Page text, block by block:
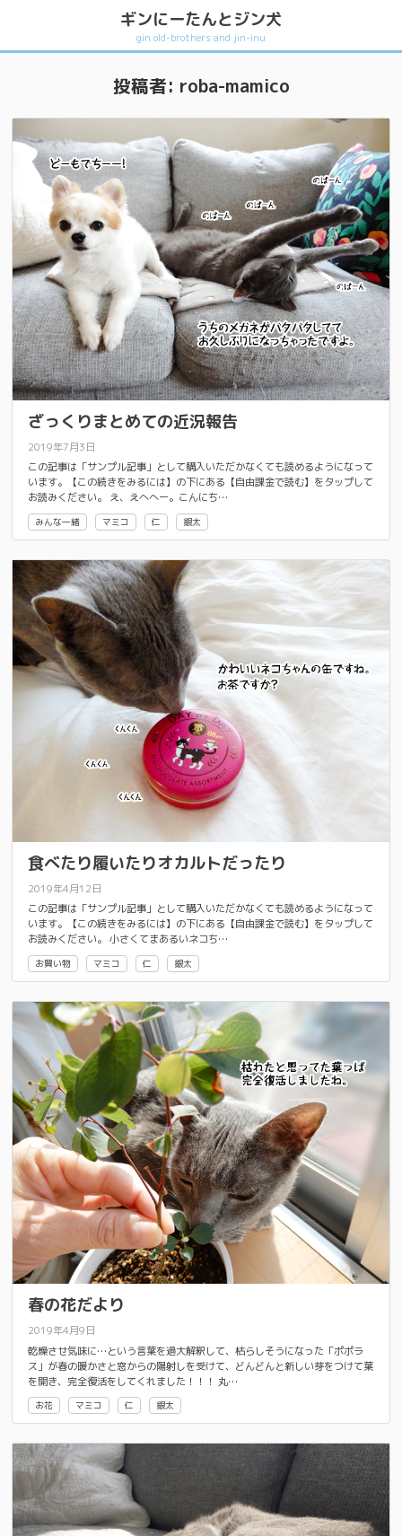
ギンにーたんとジン犬
gin old-brothers and jin-inu
投稿者: roba-mamico
ざっくりまとめての近況報告
2019年7月3日
この記事は「サンプル記事」として購入いただかなくても読めるようになって
います。【この続きをみるには】の下にある【自由課金で読む】をタップして
お読みください。 え、えへへー。こんにち…
みんな一緒 マミコ 仁 銀太
食べたり履いたりオカルトだったり
2019年4月12日
この記事は「サンプル記事」として購入いただかなくても読めるようになって
います。【この続きをみるには】の下にある【自由課金で読む】をタップして
お読みください。 小さくてまあるいネコち…
お買い物 マミコ 仁 銀太
春の花だより
2019年4月9日
乾燥させ気味に…という言葉を過大解釈して、枯らしそうになった「ポポラ
ス」が春の暖かさと窓からの陽射しを受けて、どんどんと新しい芽をつけて葉
を開き、完全復活をしてくれました！！！ 丸…
お花 マミコ 仁 銀太